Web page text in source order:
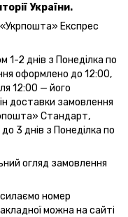
України.
Експрес
1-2 днів з Понеділка по
оформлено до 12:00,
12:00 — його
доставки замовлення
Стандарт,
3 днів з Понеділка по
огляд замовлення
номер
можна на сайті